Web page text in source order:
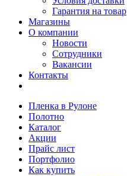
Гарантия на товар
Магазины
О компании
Новости
Сотрудники
Вакансии
Контакты
Пленка в Рулоне
Полотно
Каталог
Акции
Прайс лист
Портфолио
Как купить